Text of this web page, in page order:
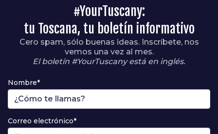
#YourTuscany:
tu Toscana, tu boletín informativo
Cero spam, sólo buenas ideas. Inscríbete, nos
vemos una vez al mes.
El boletín #YourTuscany está en inglés.
Nombre*
Correo electrónico*